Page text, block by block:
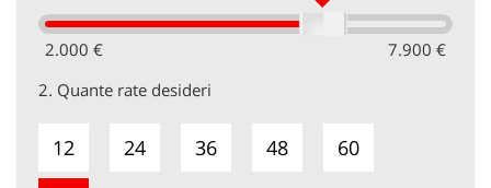
2.000 €
7.900 €
2. Quante rate desideri
12 24 36 48 60